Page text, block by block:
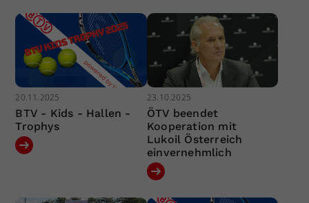
20.11.2025
BTV - Kids - Hallen -
Trophys
23.10.2025
ÖTV beendet
Kooperation mit
Lukoil Österreich
einvernehmlich